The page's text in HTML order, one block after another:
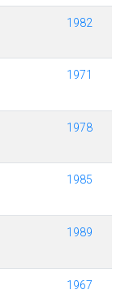
1982
1971
1978
1985
1989
1967